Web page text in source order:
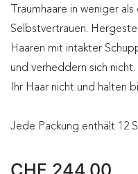
Traumhaare in weniger
Selbstvertrauen.
Haaren mit intakter
und verheddern sich
Ihr Haar nicht und halten
Jede Packung enthält 12
CHF 244,00